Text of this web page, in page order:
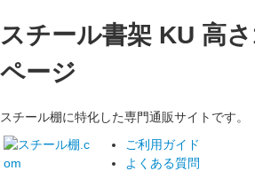
スチール書架 KU 高
ページ
スチール棚に特化した専門通販サイトです。
ご利用ガイド
よくある質問